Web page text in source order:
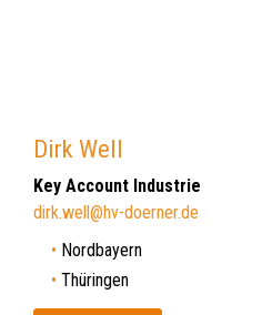
Dirk Well
Key Account Industrie
dirk.well@hv-doerner.de
Nordbayern
Thüringen